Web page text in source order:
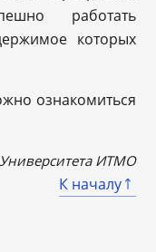
работать
которых
ознакомиться
ИТМО
К началу